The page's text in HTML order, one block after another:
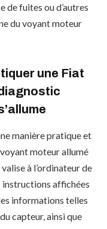
de fuites ou d’autres
du voyant moteur
une Fiat
manière pratique et
moteur allumé
à l’ordinateur de
affichées
informations telles
capteur, ainsi que